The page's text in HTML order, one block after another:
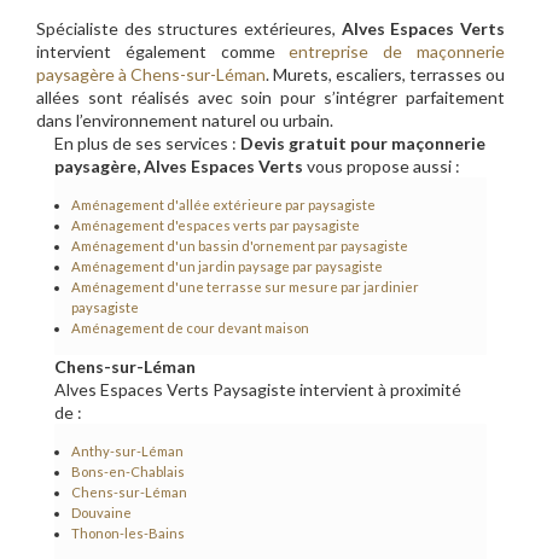
Spécialiste des structures extérieures, Alves Espaces Verts
intervient également commeentreprise de maçonnerie
paysagère à Chens-sur-Léman. Murets, escaliers, terrasses ou
allées sont réalisés avec soin pour s’intégrer parfaitement
dans l’environnement naturel ou urbain.
En plus de ses services : Devis gratuit pour maçonnerie
paysagère, Alves Espaces Verts vous propose aussi :
Aménagement d'allée extérieure par paysagiste
Aménagement d'espaces verts par paysagiste
Aménagement d'un bassin d'ornement par paysagiste
Aménagement d'un jardin paysage par paysagiste
Aménagement d'une terrasse sur mesure par jardinier
paysagiste
Aménagement de cour devant maison
Chens-sur-Léman
Alves Espaces Verts Paysagiste intervient à proximité
de :
Anthy-sur-Léman
Bons-en-Chablais
Chens-sur-Léman
Douvaine
Thonon-les-Bains